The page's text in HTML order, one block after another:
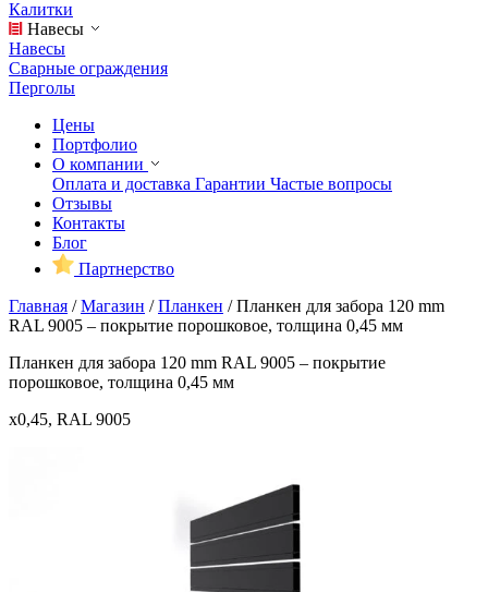
Калитки
Навесы
Навесы
Сварные ограждения
Перголы
Цены
Портфолио
О компании
Оплата и доставка Гарантии Частые вопросы
Отзывы
Контакты
Блог
Партнерство
Главная /Магазин /Планкен /Планкен для забора 120 mm
RAL 9005 – покрытие порошковое, толщина 0,45 мм
Планкен для забора 120 mm RAL 9005 – покрытие
порошковое, толщина 0,45 мм
x0,45, RAL 9005